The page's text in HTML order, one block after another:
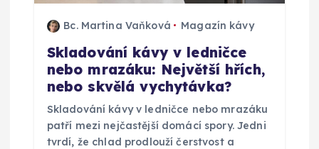
Bc. Martina Vaňková Magazín kávy
Skladování kávy v ledničce
nebo mrazáku: Největší hřích,
nebo skvělá vychytávka?
Skladování kávy v ledničce nebo mrazáku
patří mezi nejčastější domácí spory. Jedni
tvrdí, že chlad prodlouží čerstvost a